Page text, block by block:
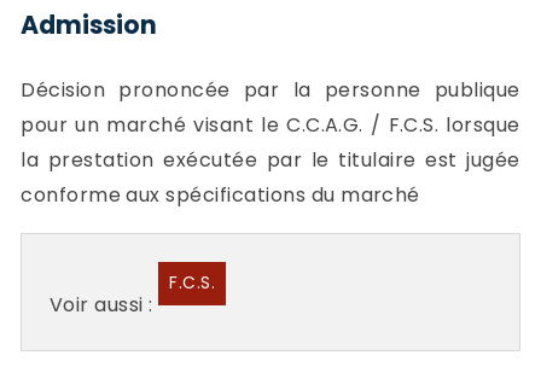
Admission
Décision prononcée par la personne publique
pour un marché visant le C.C.A.G. / F.C.S. lorsque
la prestation exécutée par le titulaire est jugée
conforme aux spécifications du marché
Voir aussi :
F.C.S.